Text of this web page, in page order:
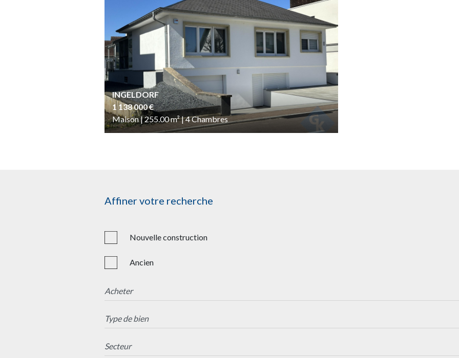
INGELDORF
1 138 000 €
Maison | 255.00m²| 4Chambres
Affiner votre recherche
Nouvelle construction
Ancien